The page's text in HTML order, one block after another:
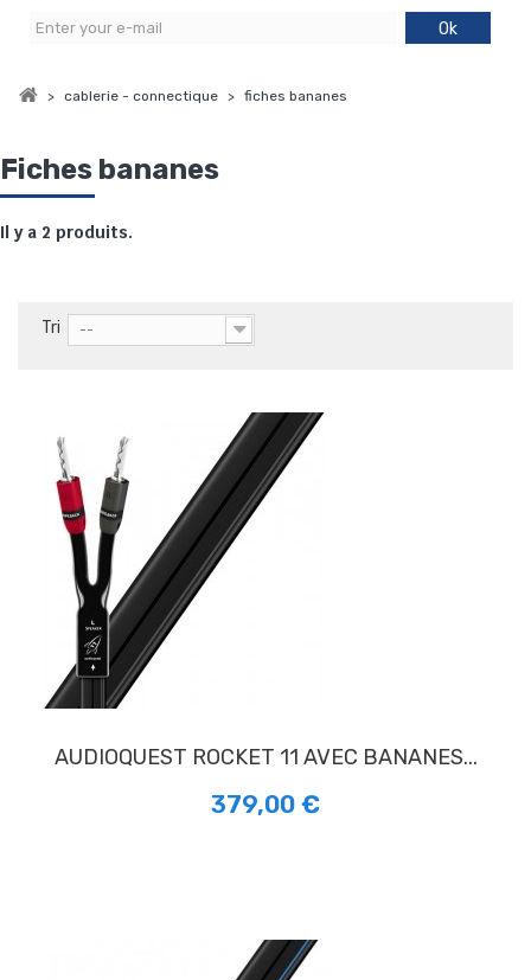
Ok
> cablerie - connectique > fiches bananes
Fiches bananes
Il y a 2 produits.
Tri --
AUDIOQUEST ROCKET 11 AVEC BANANES...
379,00 €